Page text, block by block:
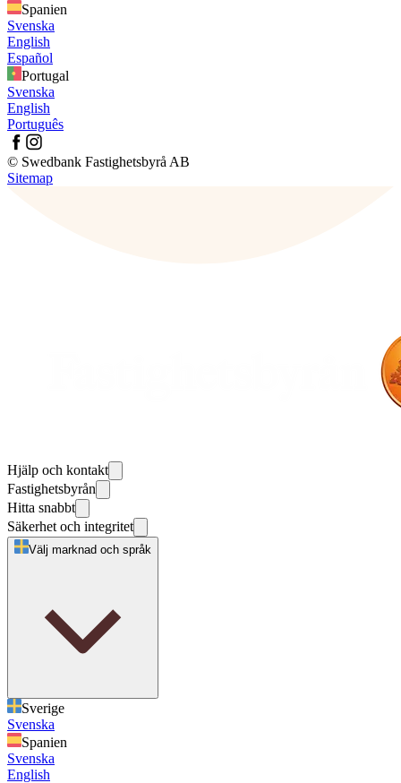
Spanien
Svenska
English
Español
Portugal
Svenska
English
Português
© Swedbank Fastighetsbyrå AB
Sitemap
Hjälp och kontakt
Fastighetsbyrån
Hitta snabbt
Säkerhet och integritet
Välj marknad och språk
Sverige
Svenska
Spanien
Svenska
English